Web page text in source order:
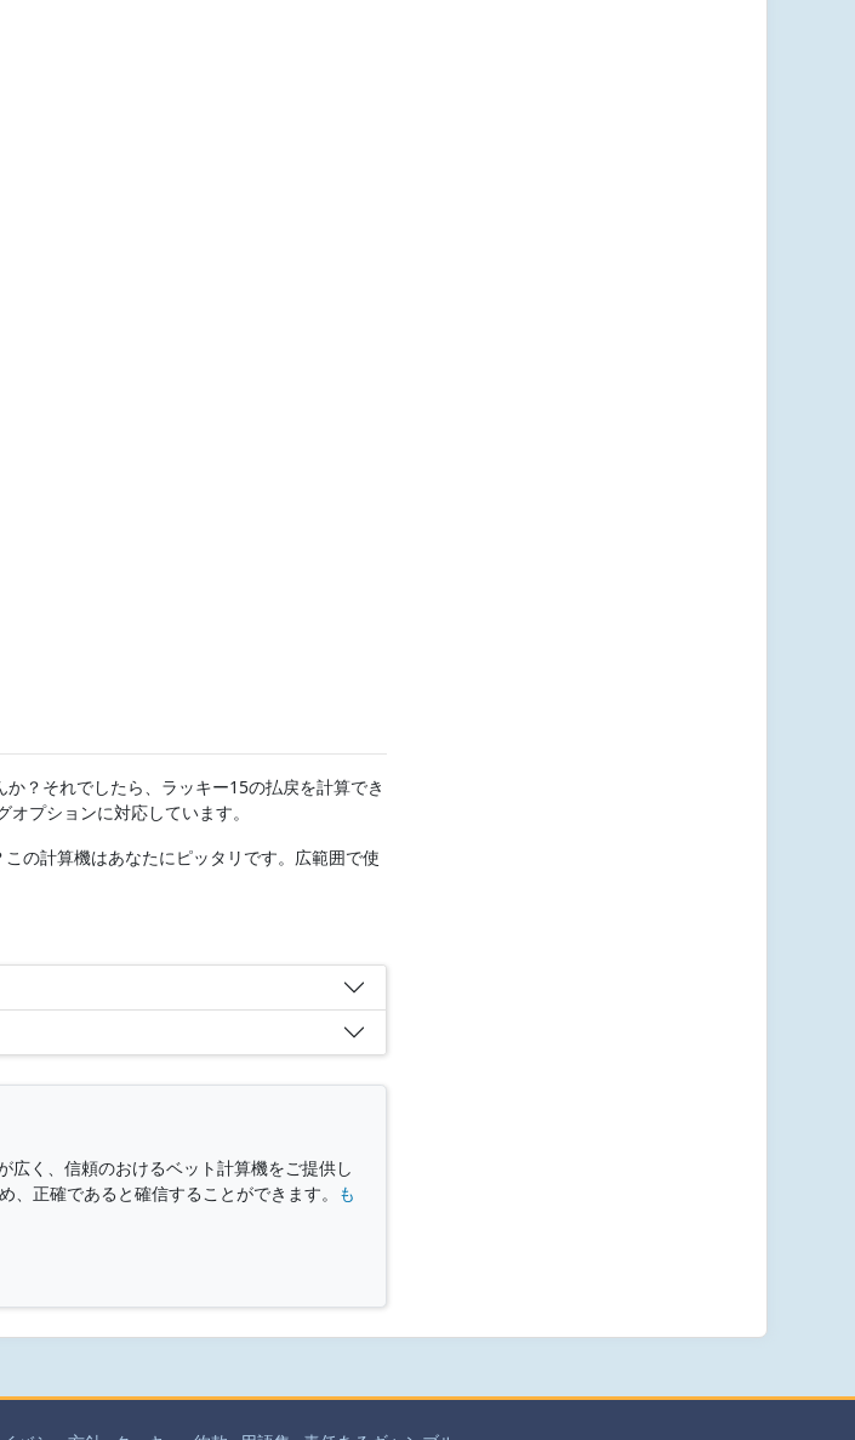
？それでしたら、ラッキー15の払戻を計算でき
プションに対応しています。
の計算機はあなたにピッタリです。広範囲で使
く、信頼のおけるベット計算機をご提供し
正確であると確信することができます。 も